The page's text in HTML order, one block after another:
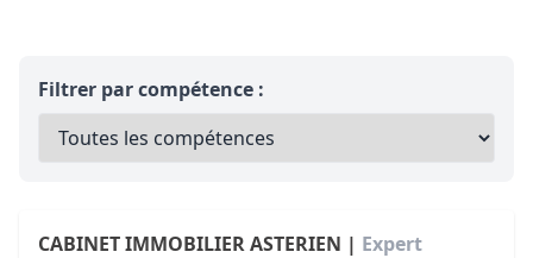
Filtrer par compétence :
CABINET IMMOBILIER ASTERIEN | Expert